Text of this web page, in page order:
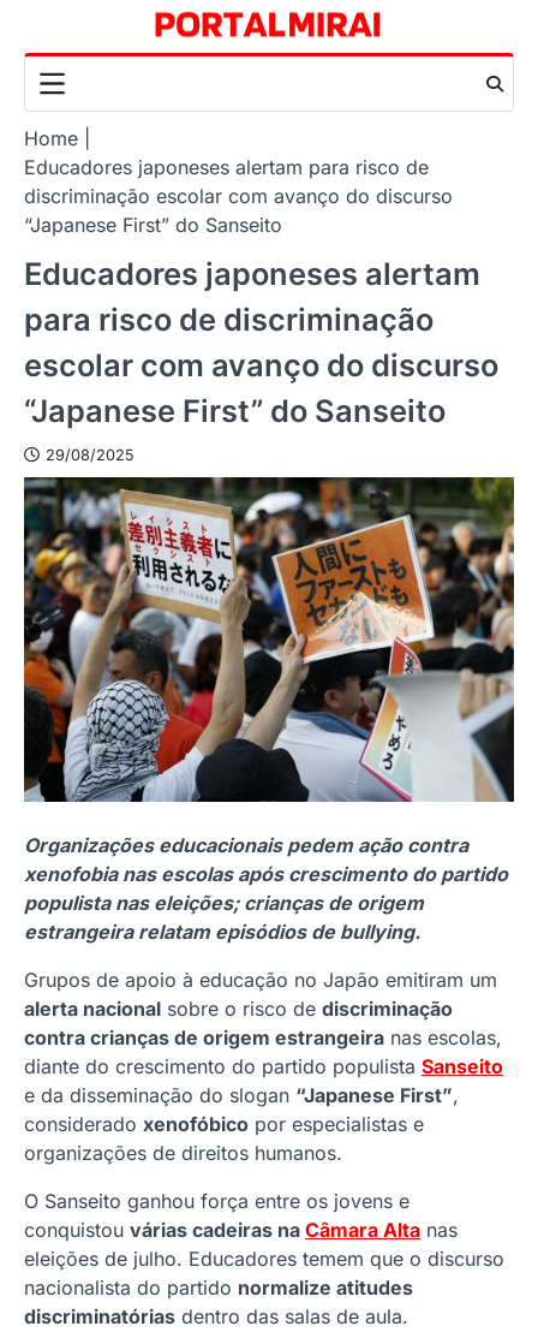
content
Home
Educadores japoneses alertam para risco de
discriminação escolar com avanço do discurso
“Japanese First” do Sanseito
Educadores japoneses alertam
para risco de discriminação
escolar com avanço do discurso
“Japanese First” do Sanseito
29/08/2025
Organizações educacionais pedem ação contra
xenofobia nas escolas após crescimento do partido
populista nas eleições; crianças de origem
estrangeira relatam episódios de bullying.
Grupos de apoio à educação no Japão emitiram um
alerta nacional sobre o risco de discriminação
contra crianças de origem estrangeira nas escolas,
diante do crescimento do partido populista Sanseito
e da disseminação do slogan “Japanese First”,
considerado xenofóbico por especialistas e
organizações de direitos humanos.
O Sanseito ganhou força entre os jovens e
conquistou várias cadeiras na Câmara Alta nas
eleições de julho. Educadores temem que o discurso
nacionalista do partido normalize atitudes
discriminatórias dentro das salas de aula.